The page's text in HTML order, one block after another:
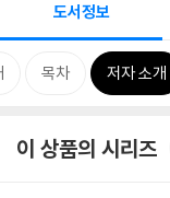
도서정보
목차 저자 소개
이 상품의 시리즈